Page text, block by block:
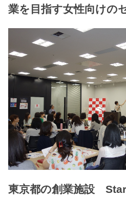
業を目指す女性向けの
東京都の創業施設